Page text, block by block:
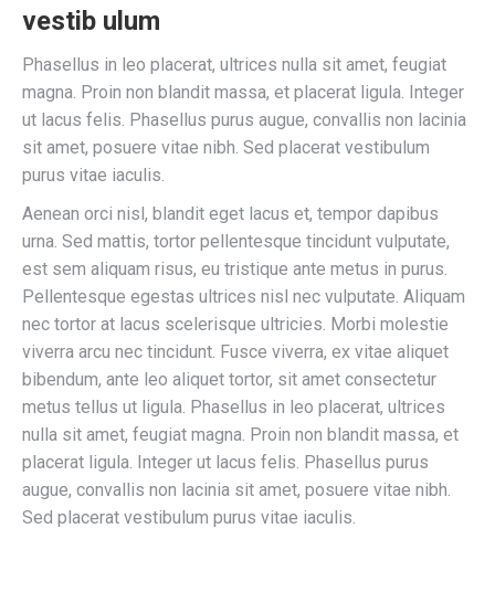
vestib ulum
Phasellus in leo placerat, ultrices nulla sit amet, feugiat
magna. Proin non blandit massa, et placerat ligula. Integer
ut lacus felis. Phasellus purus augue, convallis non lacinia
sit amet, posuere vitae nibh. Sed placerat vestibulum
purus vitae iaculis.
Aenean orci nisl, blandit eget lacus et, tempor dapibus
urna. Sed mattis, tortor pellentesque tincidunt vulputate,
est sem aliquam risus, eu tristique ante metus in purus.
Pellentesque egestas ultrices nisl nec vulputate. Aliquam
nec tortor at lacus scelerisque ultricies. Morbi molestie
viverra arcu nec tincidunt. Fusce viverra, ex vitae aliquet
bibendum, ante leo aliquet tortor, sit amet consectetur
metus tellus ut ligula. Phasellus in leo placerat, ultrices
nulla sit amet, feugiat magna. Proin non blandit massa, et
placerat ligula. Integer ut lacus felis. Phasellus purus
augue, convallis non lacinia sit amet, posuere vitae nibh.
Sed placerat vestibulum purus vitae iaculis.